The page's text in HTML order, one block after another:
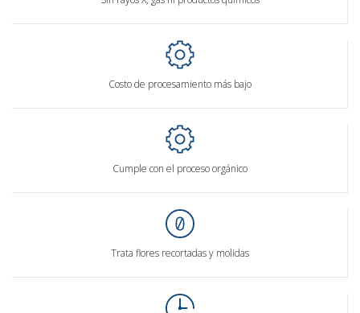
Costo de procesamiento más bajo
Cumple con el proceso orgánico
Trata flores recortadas y molidas